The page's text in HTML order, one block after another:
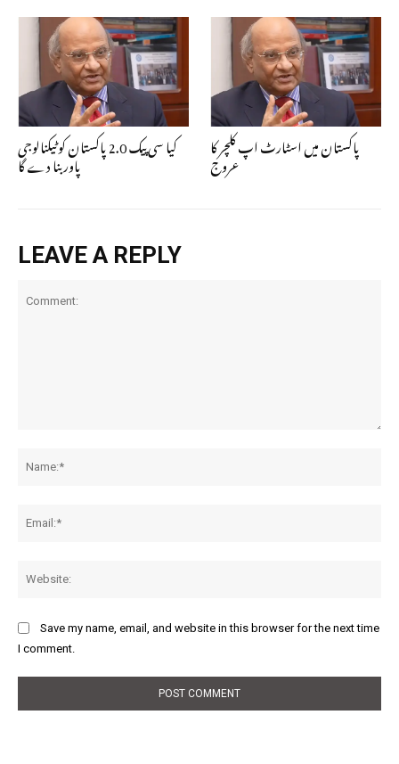
کیا سی پیک 2.0 پاکستان کو ٹیکنالوجی
پاور بنا دے گا
پاکستان میں اسٹارٹ اپ کلچر کا
عروج
LEAVE A REPLY
Save my name, email, and website in this browser for the next time
I comment.